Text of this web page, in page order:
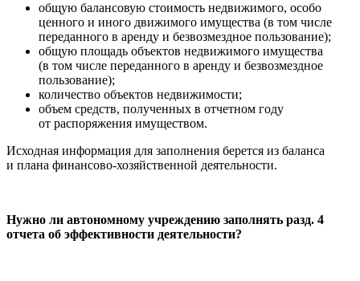
общую балансовую стоимость недвижимого, особо
ценного и иного движимого имущества (в том числе
переданного в аренду и безвозмездное пользование);
общую площадь объектов недвижимого имущества
(в том числе переданного в аренду и безвозмездное
пользование);
количество объектов недвижимости;
объем средств, полученных в отчетном году
от распоряжения имуществом.
Исходная информация для заполнения берется из баланса
и плана финансово-хозяйственной деятельности.
Нужно ли автономному учреждению заполнять разд. 4
отчета об эффективности деятельности?